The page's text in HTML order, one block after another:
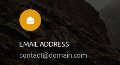
EMAIL ADDRESS
contact@domain.com